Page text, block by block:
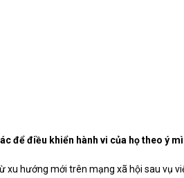
để điều khiển hành vi của họ theo ý
xu hướng mới trên mạng xã hội sau vụ